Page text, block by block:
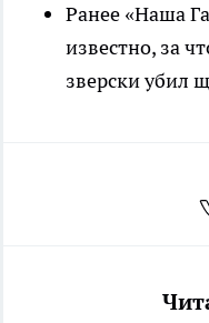
Ранее «Наша
известно, за
зверски убил